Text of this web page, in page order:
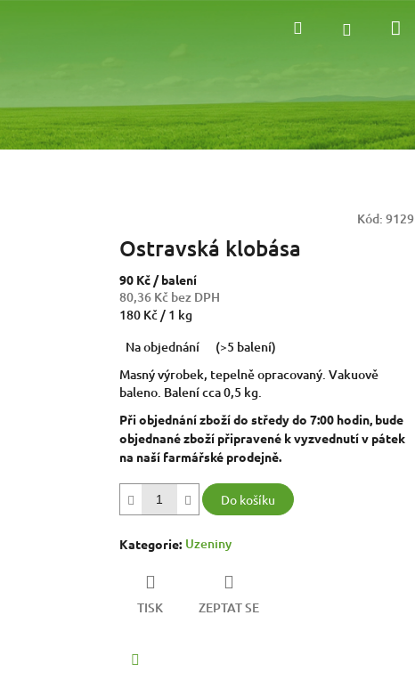
HledatPřihlášení
Kód: 9129
Ostravská klobása
90 Kč / balení
80,36 Kč bez DPH
Měrná
180 Kč / 1 kg
Na objednání
(>5 balení)
Masný výrobek, tepelně opracovaný. Vakuově
baleno. Balení cca 0,5 kg.
Při objednání zboží do středy do 7:00 hodin, bude
objednané zboží připravené k vyzvednutí v pátek
na naší farmářské prodejně.
Do košíku
Kategorie: Uzeniny
TISK ZEPTAT SE